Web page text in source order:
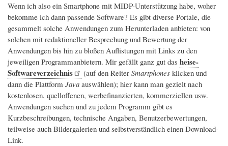
Wenn ich also ein Smartphone mit MIDP-Unterstützung habe, woher
bekomme ich dann passende Software? Es gibt diverse Portale, die
gesammelt solche Anwendungen zum Herunterladen anbieten: von
solchen mit redaktioneller Besprechung und Bewertung der
Anwendungen bis hin zu bloßen Auflistungen mit Links zu den
jeweiligen Programmanbietern. Mir gefällt ganz gut das heise-
Softwareverzeichnis
(auf den ReiterSmartphones klicken und
dann die Plattform Java auswählen); hier kann man gezielt nach
kostenlosen, quelloffenen, werbefinanzierten, kommerziellen usw.
Anwendungen suchen und zu jedem Programm gibt es
Kurzbeschreibungen, technische Angaben, Benutzerbewertungen,
teilweise auch Bildergalerien und selbstverständlich einen Download-
Link.